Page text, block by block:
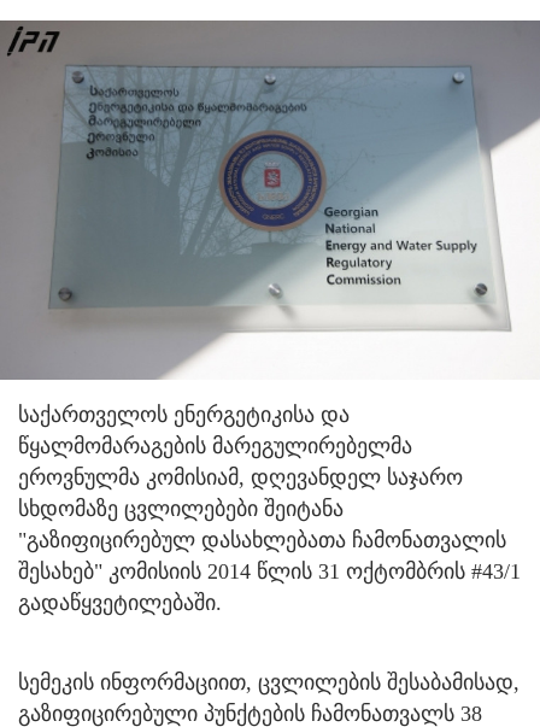
საქართველოს ენერგეტიკისა და
წყალმომარაგების მარეგულირებელმა
ეროვნულმა კომისიამ, დღევანდელ საჯარო
სხდომაზე ცვლილებები შეიტანა
"გაზიფიცირებულ დასახლებათა ჩამონათვალის
შესახებ" კომისიის 2014 წლის 31 ოქტომბრის #43/1
გადაწყვეტილებაში.
სემეკის ინფორმაციით, ცვლილების შესაბამისად,
გაზიფიცირებული პუნქტების ჩამონათვალს 38